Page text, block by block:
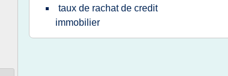
taux de rachat de credit
immobilier